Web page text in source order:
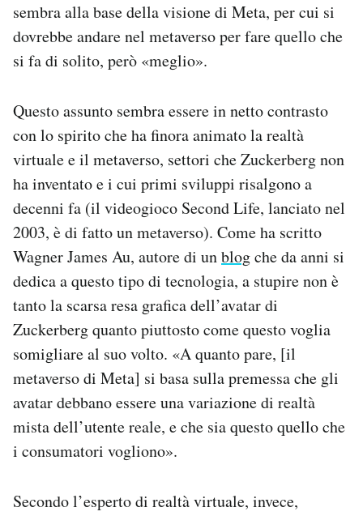
sembra alla base della visione di Meta, per cui si
dovrebbe andare nel metaverso per fare quello che
si fa di solito, però «meglio».
Questo assunto sembra essere in netto contrasto
con lo spirito che ha finora animato la realtà
virtuale e il metaverso, settori che Zuckerberg non
ha inventato e i cui primi sviluppi risalgono a
decenni fa (il videogioco Second Life, lanciato nel
2003, è di fatto un metaverso). Come ha scritto
Wagner James Au, autore di unblogche da anni si
dedica a questo tipo di tecnologia, a stupire non è
tanto la scarsa resa grafica dell’avatar di
Zuckerberg quanto piuttosto come questo voglia
somigliare al suo volto. «A quanto pare, [il
metaverso di Meta] si basa sulla premessa che gli
avatar debbano essere una variazione di realtà
mista dell’utente reale, e che sia questo quello che
i consumatori vogliono».
Secondo l’esperto di realtà virtuale, invece,